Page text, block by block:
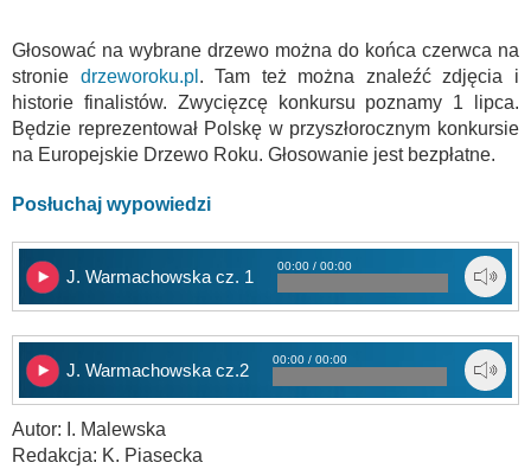
Głosować na wybrane drzewo można do końca czerwca na
stronie drzeworoku.pl . Tam też można znaleźć zdjęcia i
historie finalistów. Zwycięzcę konkursu poznamy 1 lipca.
Będzie reprezentował Polskę w przyszłorocznym konkursie
na Europejskie Drzewo Roku. Głosowanie jest bezpłatne.
Posłuchaj wypowiedzi
J. Warmachowska cz. 1
00:00 / 00:00
J. Warmachowska cz.2
00:00 / 00:00
Autor: I. Malewska
Redakcja: K. Piasecka